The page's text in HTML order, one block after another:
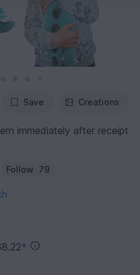
Save Creations
immediately after receipt
Follow 79
*